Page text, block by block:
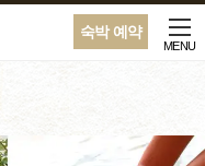
숙박 예약
MENU